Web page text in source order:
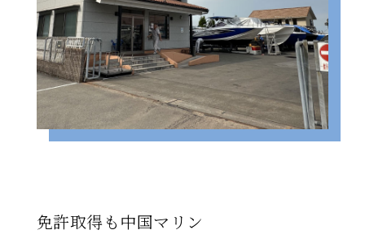
免許取得も中国マリン